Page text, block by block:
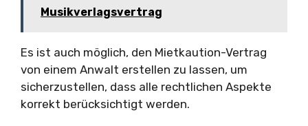
Musikverlagsvertrag
Es ist auch möglich, den Mietkaution-Vertrag
von einem Anwalt erstellen zu lassen, um
sicherzustellen, dass alle rechtlichen Aspekte
korrekt berücksichtigt werden.